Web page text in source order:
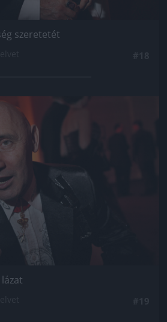
szeretetét
Jön még kép!